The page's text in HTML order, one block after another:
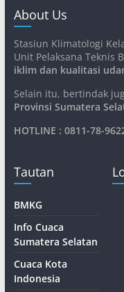
About Us
Stasiun Klimatologi
Unit Pelaksana Teknis
iklim dan kualitasi
Selain itu, bertindak
Provinsi Sumatera
HOTLINE : 0811-78-
Tautan
BMKG
Info Cuaca
Sumatera Selatan
Cuaca Kota
Indonesia